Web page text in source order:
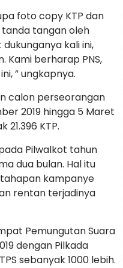
foto copy KTP dan
tangan oleh
kali ini,
Kami berharap PNS,
” ungkapnya.
calon perseorangan
2019 hingga 5 Maret
KTP.
Pilwalkot tahun
dua bulan. Hal itu
kampanye
rentan terjadinya
Pemungutan Suara
dengan Pilkada
sebanyak 1000 lebih.